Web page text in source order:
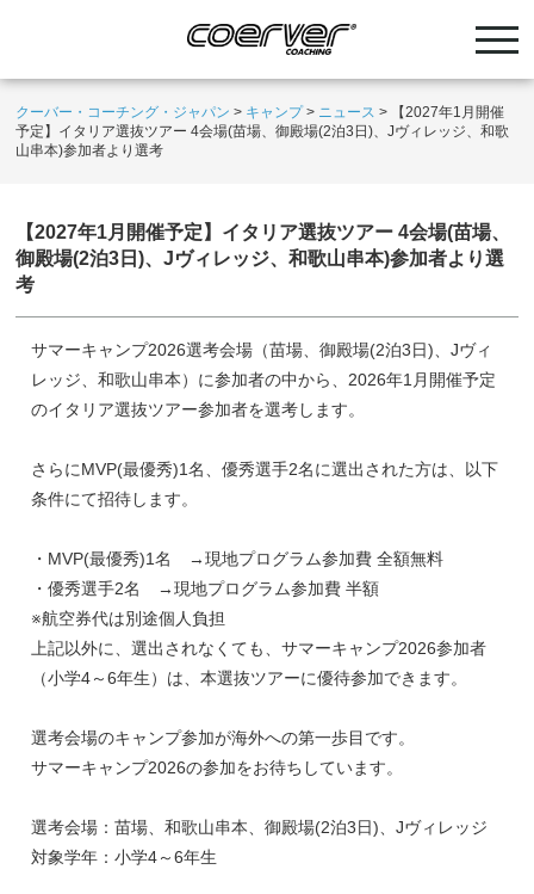
クーバー・コーチング・ジャパン > キャンプ> ニュース >
【2027年1月開催
予定】イタリア選抜ツアー 4会場(苗場、御殿場(2泊3日)、Jヴィレッジ、和歌
山串本)参加者より選考
【2027年1月開催予定】イタリア選抜ツアー 4会場(苗場、
御殿場(2泊3日)、Jヴィレッジ、和歌山串本)参加者より選
考
サマーキャンプ2026選考会場（苗場、御殿場(2泊3日)、Jヴィ
レッジ、和歌山串本）に参加者の中から、2026年1月開催予定
のイタリア選抜ツアー参加者を選考します。
さらにMVP(最優秀)1名、優秀選手2名に選出された方は、以下
条件にて招待します。
・MVP(最優秀)1名 →現地プログラム参加費 全額無料
・優秀選手2名 →現地プログラム参加費 半額
※航空券代は別途個人負担
上記以外に、選出されなくても、サマーキャンプ2026参加者
（小学4～6年生）は、本選抜ツアーに優待参加できます。
選考会場のキャンプ参加が海外への第一歩目です。
サマーキャンプ2026の参加をお待ちしています。
選考会場：苗場、和歌山串本、御殿場(2泊3日)、Jヴィレッジ
対象学年：小学4～6年生